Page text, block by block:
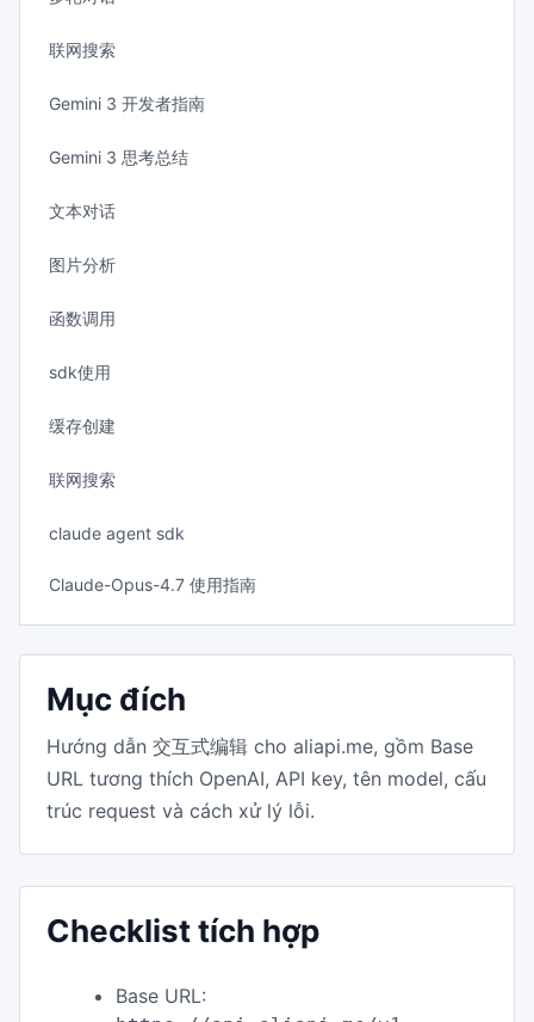
联网搜索
Gemini 3 开发者指南
Gemini 3 思考总结
文本对话
图片分析
函数调用
sdk使用
缓存创建
联网搜索
claude agent sdk
Claude-Opus-4.7 使用指南
Mục đích
Hướng dẫn 交互式编辑 cho aliapi.me, gồm Base
URL tương thích OpenAI, API key, tên model, cấu
trúc request và cách xử lý lỗi.
Checklist tích hợp
Base URL: